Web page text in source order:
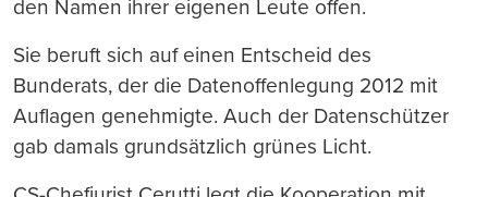
den Namen ihrer eigenen Leute offen.
Sie beruft sich auf einen Entscheid des
Bunderats, der die Datenoffenlegung 2012 mit
Auflagen genehmigte. Auch der Datenschützer
gab damals grundsätzlich grünes Licht.